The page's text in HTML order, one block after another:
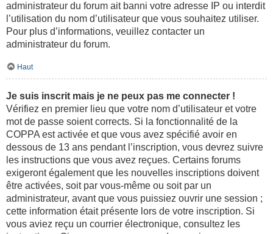
administrateur du forum ait banni votre adresse IP ou interdit
l’utilisation du nom d’utilisateur que vous souhaitez utiliser.
Pour plus d’informations, veuillez contacter un
administrateur du forum.
Haut
Je suis inscrit mais je ne peux pas me connecter !
Vérifiez en premier lieu que votre nom d’utilisateur et votre
mot de passe soient corrects. Si la fonctionnalité de la
COPPA est activée et que vous avez spécifié avoir en
dessous de 13 ans pendant l’inscription, vous devrez suivre
les instructions que vous avez reçues. Certains forums
exigeront également que les nouvelles inscriptions doivent
être activées, soit par vous-même ou soit par un
administrateur, avant que vous puissiez ouvrir une session ;
cette information était présente lors de votre inscription. Si
vous aviez reçu un courrier électronique, consultez les